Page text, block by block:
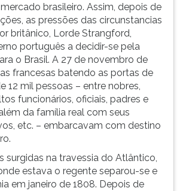
brasileiro. Assim, depois de
as pressões das circunstancias
britânico, Lorde Strangford,
português a decidir-se pela
o Brasil. A 27 de novembro de
francesas batendo as portas de
12 mil pessoas – entre nobres,
funcionários, oficiais, padres e
da família real com seus
etc. – embarcavam com destino
surgidas na travessia do Atlântico,
estava o regente separou-se e
em janeiro de 1808. Depois de